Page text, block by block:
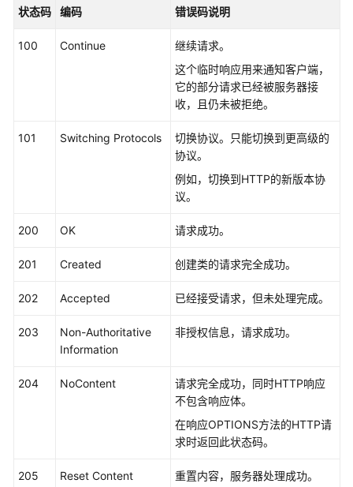
计
费
入
介
户
南
能
状态码 编码 错误码说明
100 Continue
继续请求。
这个临时响应用来通知客户端，
它的部分请求已经被服务器接
收，且仍未被拒绝。
101 Switching Protocols
切换协议。只能切换到更高级的
协议。
例如，切换到HTTP的新版本协
议。
200 OK 请求成功。
201 Created 创建类的请求完全成功。
202 Accepted 已经接受请求，但未处理完成。
203
Non-Authoritative
Information
非授权信息，请求成功。
204 NoContent
请求完全成功，同时HTTP响应
不包含响应体。
在响应OPTIONS方法的HTTP请
求时返回此状态码。
205 Reset Content 重置内容，服务器处理成功。